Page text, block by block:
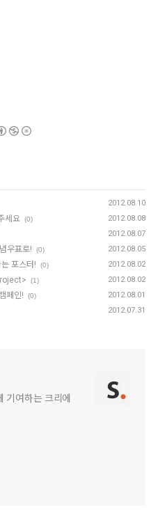
2012.08.10
세요 (0) 2012.08.08
2012.08.07
우표로! (0) 2012.08.05
포스터! (0) 2012.08.02
(1) 2012.08.02
페인! (0) 2012.08.01
2012.07.31
기여하는 크리에